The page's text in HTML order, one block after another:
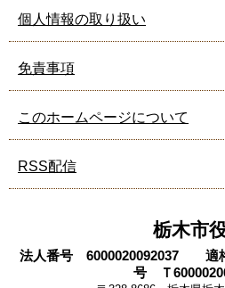
個人情報の取り扱い
免責事項
このホームページについて
RSS配信
栃木市
法人番号 6000020092037 適
号 Ｔ